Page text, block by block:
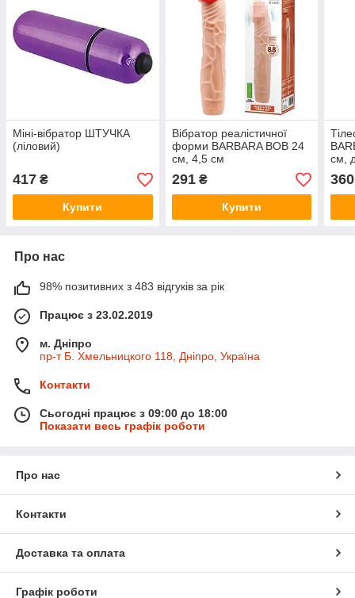
Міні-вібратор ШТУЧКА
(ліловий)
417 ₴
Купити
Вібратор реалістичної
форми BARBARA BOB 24
см, 4,5 см
291₴
Купити
см,
360
Про нас
98% позитивних з 483 відгуків за рік
Працює з 23.02.2019
м. Дніпро
пр-т Б. Хмельницкого 118, Дніпро, Україна
Контакти
Сьогодні працює з 09:00 до 18:00
Показати весь графік роботи
Про нас
Контакти
Доставка та оплата
Графік роботи